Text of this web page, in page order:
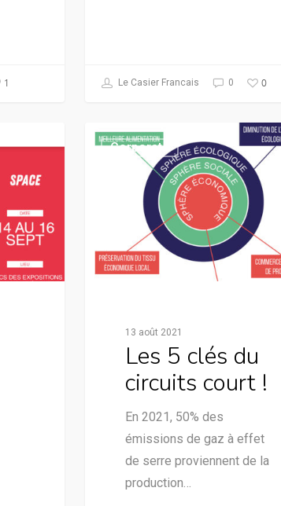
1 Le Casier Francais 0 0
Corporate
13 août 2021
Les 5 clés du
circuits court !
En 2021, 50% des
émissions de gaz à effet
de serre proviennent de la
production…